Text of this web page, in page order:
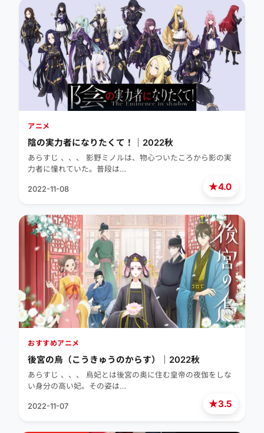
★4.0
アニメ
陰の実力者になりたくて！｜2022秋
あらすじ 、、、 影野ミノルは、物心ついたころから影の実
力者に憧れていた。普段は…
2022-11-08
★3.5
おすすめアニメ
後宮の烏（こうきゅうのからす）｜2022秋
あらすじ 、、、 烏妃とは後宮の奥に住む皇帝の夜伽をしな
い身分の高い妃。その姿は…
2022-11-07